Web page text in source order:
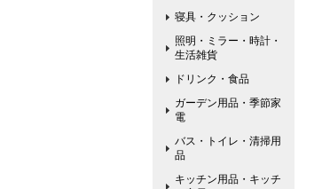
寝具・クッション
照明・ミラー・時計・
生活雑貨
ドリンク・食品
ガーデン用品・季節家
電
バス・トイレ・清掃用
品
キッチン用品・キッチ